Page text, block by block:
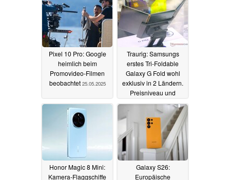
Pixel 10 Pro: Google
heimlich beim
Promovideo-Filmen
beobachtet 25.05.2025
Traurig: Samsungs
erstes Tri-Foldable
Galaxy G Fold wohl
exklusiv in 2 Ländern.
Preisniveau und
Launchfenster geleakt
24.05.2025
Honor Magic 8 Mini:
Kamera-Flaggschiffe
Galaxy S26:
Europäische